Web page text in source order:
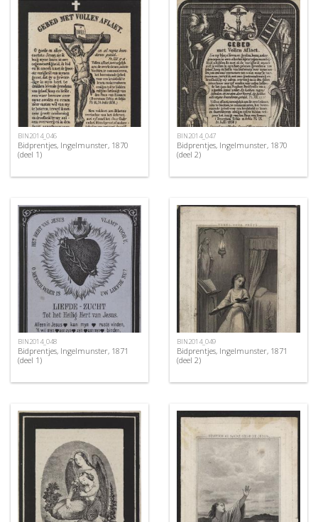
BIN2014_046
Bidprentjes, Ingelmunster, 1870
(deel 1)
BIN2014_047
Bidprentjes, Ingelmunster, 1870
(deel 2)
BIN2014_048
Bidprentjes, Ingelmunster, 1871
(deel 1)
BIN2014_049
Bidprentjes, Ingelmunster, 1871
(deel 2)